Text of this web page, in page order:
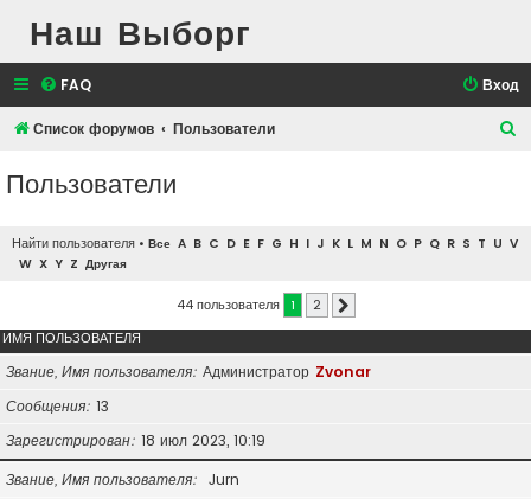
Наш Выборг
FAQ Вход
Список форумов Пользователи
Пользователи
Найти пользователя • Все A B C D E F G H I J K L M N O P Q R S T U V
W X Y Z Другая
44 пользователя 1 2
ИМЯ ПОЛЬЗОВАТЕЛЯ
Звание, Имя пользователя Администратор Zvonar
Сообщения 13
Зарегистрирован 18 июл 2023, 10:19
Звание, Имя пользователя
Jurn